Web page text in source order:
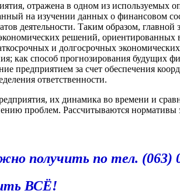
отражена в одном из используемых
на изучении данных о финансовом
деятельности. Таким образом, главной
решений,
и долгосрочных
как способ прогнозирования будущих
предприятием за счет обеспечения
ответственности.
их динамика во времени и
проблем. Рассчитываются нормативы
получить по тел. (063)
ВСЁ!